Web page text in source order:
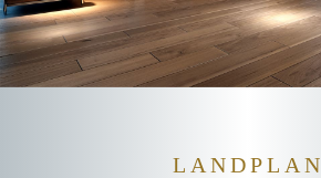
LANDPLAN